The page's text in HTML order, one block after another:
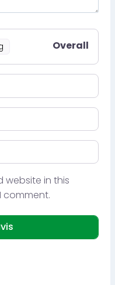
Overall
website in this
comment.